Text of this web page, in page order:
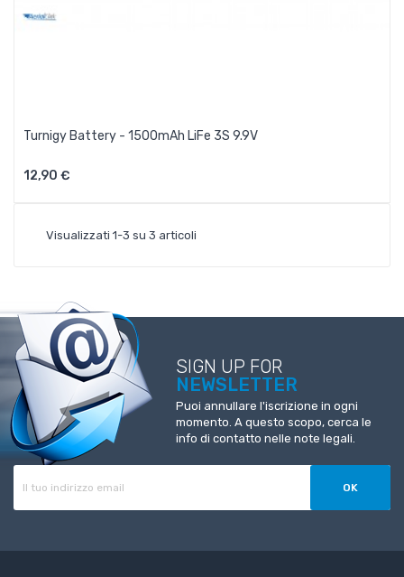
Turnigy Battery - 1500mAh LiFe 3S 9.9V
12,90 €Aggiungi Al Carrello
Visualizzati 1-3 su 3 articoli
SIGN UP FOR
NEWSLETTER
Puoi annullare l'iscrizione in ogni
momento. A questo scopo, cerca le
info di contatto nelle note legali.